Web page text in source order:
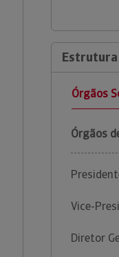
Estrutura
Órgãos
Órgãos
Vice-
Diretor